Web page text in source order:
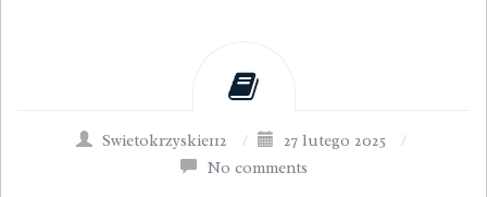
Swietokrzyskie112 / 27 lutego 2025
/
No comments